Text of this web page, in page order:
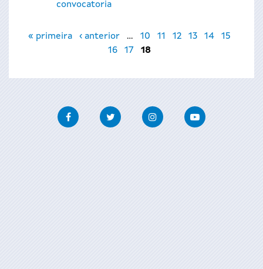
convocatoria
Páginas
« primeira ‹ anterior … 10 11 12 13 14
15
16
17 18
FacebookTwitter InstagramYoutube